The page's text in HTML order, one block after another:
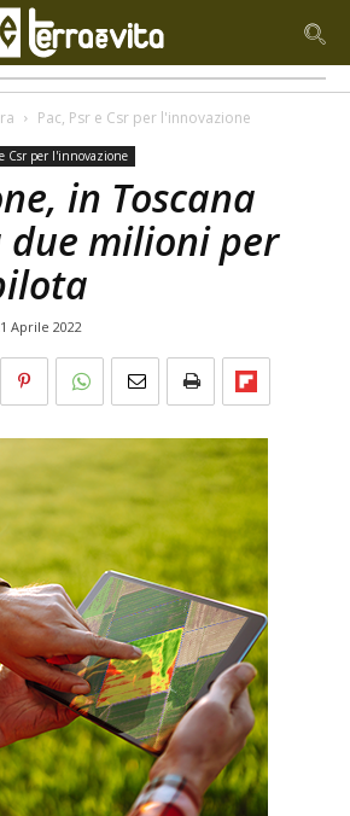
Pac, Psr e Csr per l'innovazione
e Csr per l'innovazione
in Toscana
due milioni per
Aprile 2022